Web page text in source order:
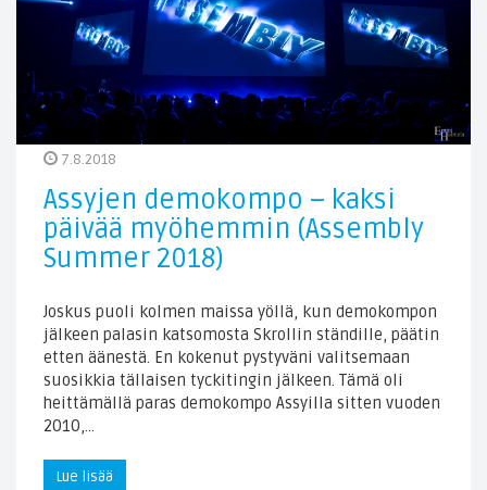
7.8.2018
Assyjen demokompo – kaksi
päivää myöhemmin (Assembly
Summer 2018)
Joskus puoli kolmen maissa yöllä, kun demokompon
jälkeen palasin katsomosta Skrollin ständille, päätin
etten äänestä. En kokenut pystyväni valitsemaan
suosikkia tällaisen tyckitingin jälkeen. Tämä oli
heittämällä paras demokompo Assyilla sitten vuoden
2010,…
Lue lisää